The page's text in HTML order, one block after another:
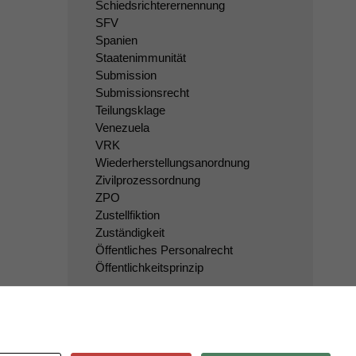
Schiedsrichterernennung
SFV
Spanien
Staatenimmunität
Submission
Submissionsrecht
Teilungsklage
Venezuela
VRK
Wiederherstellungsanordnung
Zivilprozessordnung
ZPO
Zustellfiktion
Zuständigkeit
Öffentliches Personalrecht
Öffentlichkeitsprinzip